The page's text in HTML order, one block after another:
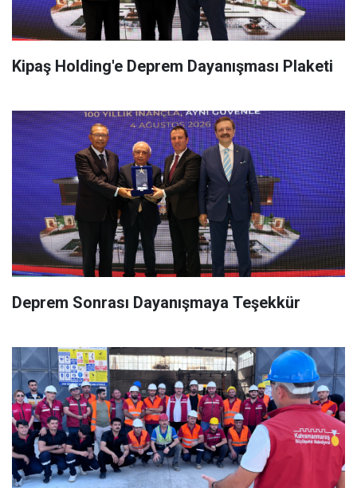
Kipaş Holding'e Deprem Dayanışması Plaketi
Deprem Sonrası Dayanışmaya Teşekkür